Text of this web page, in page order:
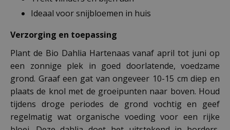
Ideaal voor snijbloemen in huis
Verzorging en toepassing
Plant de Bio Dahlia Hartenaas vanaf april tot juni op
een zonnige plek in goed doorlatende, voedzame
grond. Graaf een gat van ongeveer 10-15 cm diep en
plaats de knol met de groeipunten naar boven. Houd
tijdens droge periodes de grond vochtig en geef
regelmatig wat organische voeding voor een rijke